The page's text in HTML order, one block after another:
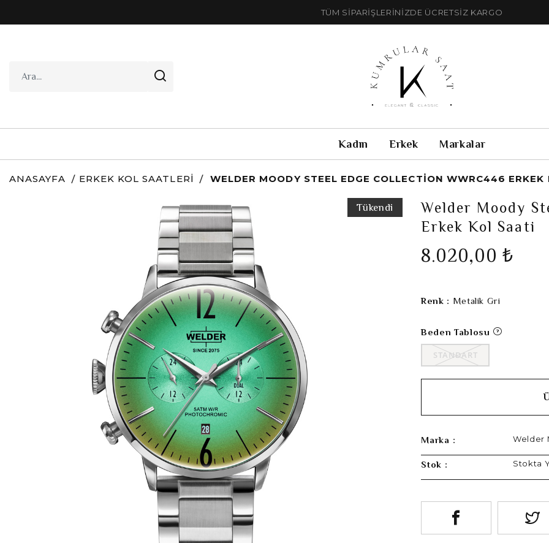
TÜM SİPARİŞLERİNİZDE ÜCRETSİZ KARGO
Kadın Erkek Markalar
ANASAYFA ERKEK KOL SAATLERI WELDER MOODY STEEL EDGE COLLECTION WWRC446 ERKEK
Tükendi
Welder Moody
Erkek Kol Saati
8.020,00 ₺
Renk : Metalik Gri
Beden Tablosu
STANDART
Marka : Welder
Stok : Stokta